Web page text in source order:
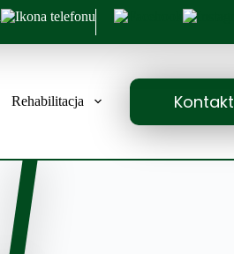
Rehabilitacja Kontakt